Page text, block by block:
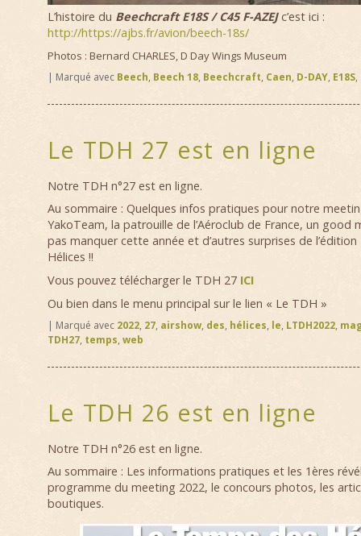
L’histoire du Beechcraft E18S / C45 F-AZEJc’est ici :
http://https://ajbs.fr/avion/beech-18s/
Photos : Bernard CHARLES, D Day Wings Museum
| Marqué avec Beech, Beech 18, Beechcraft, Caen, D-DAY, E18S,
Le TDH 27 est en ligne
Notre TDH n°27 est en ligne.
Au sommaire : Quelques infos pratiques pour notre
YakoTeam, la patrouille de l’Aéroclub de France, un good
pas manquer cette année et d’autres surprises de
Hélices !!
Vous pouvez télécharger le TDH 27 ICI
Ou bien dans le menu principal sur le lien « Le TDH »
| Marqué avec 2022, 27, airshow, des, hélices, le, LTDH2022,
TDH27, temps, web
Le TDH 26 est en ligne
Notre TDH n°26 est en ligne.
Au sommaire : Les informations pratiques et les 1ères
programme du meeting 2022, le concours photos, les
boutiques.